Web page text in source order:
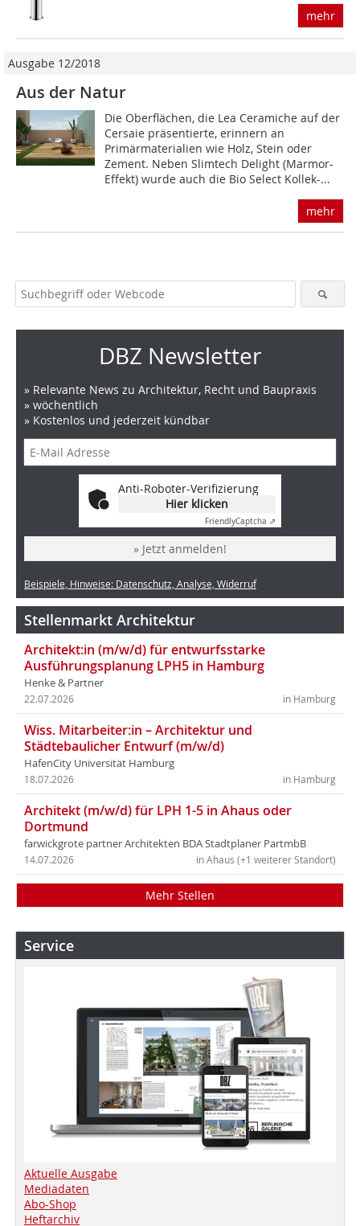
mehr
Ausgabe 12/2018
Aus der Natur
Die Oberflächen, die Lea Ceramiche auf der
Cersaie präsentierte, erinnern an
Primärmaterialien wie Holz, Stein oder
Zement. Neben Slimtech Delight (Marmor-
Effekt) wurde auch die Bio Select Kollek-...
mehr
DBZ Newsletter
» Relevante News zu Architektur, Recht und Baupraxis
» wöchentlich
» Kostenlos und jederzeit kündbar
Anti-Roboter-Verifizierung
Hier klicken
FriendlyCaptcha ⇗
» Jetzt anmelden!
Beispiele, Hinweise: Datenschutz, Analyse, Widerruf
Stellenmarkt Architektur
Architekt:in (m/w/d) für entwurfsstarke
Ausführungsplanung LPH5 in Hamburg
Henke & Partner
in Hamburg
22.07.2026
Wiss. Mitarbeiter:in – Architektur und
Städtebaulicher Entwurf (m/w/d)
HafenCity Universität Hamburg
in Hamburg
18.07.2026
Architekt (m/w/d) für LPH 1-5 in Ahaus oder
Dortmund
farwickgrote partner Architekten BDA Stadtplaner PartmbB
in Ahaus (+1 weiterer Standort)
14.07.2026
Mehr Stellen
Service
Aktuelle Ausgabe
Mediadaten
Abo-Shop
Heftarchiv